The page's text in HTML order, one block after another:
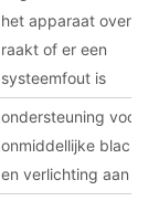
het apparaat
raakt of er een
systeemfout is
ondersteuning voor
onmiddellijke black-
en verlichting aan